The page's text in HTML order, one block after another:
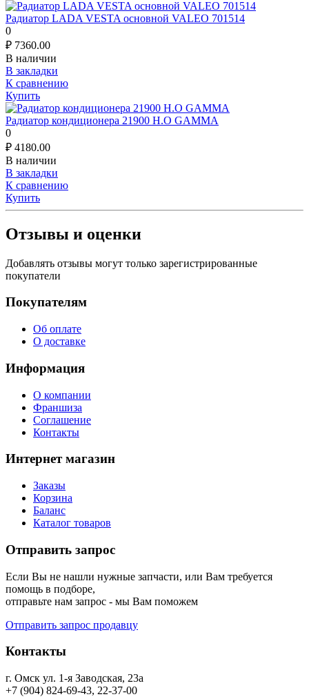
Радиатор LADA VESTA основной VALEO 701514
0
₽ 7360.00
В наличии
В закладки
К сравнению
Купить
Радиатор кондиционера 21900 Н.О GAMMA
0
₽ 4180.00
В наличии
В закладки
К сравнению
Купить
Отзывы и оценки
Добавлять отзывы могут только зарегистрированные
покупатели
Покупателям
Об оплате
О доставке
Информация
О компании
Франшиза
Соглашение
Контакты
Интернет магазин
Заказы
Корзина
Баланс
Каталог товаров
Отправить запрос
Если Вы не нашли нужные запчасти, или Вам требуется
помощь в подборе,
отправьте нам запрос - мы Вам поможем
Отправить запрос продавцу
Контакты
г. Омск ул. 1-я Заводская, 23а
+7 (904) 824-69-43, 22-37-00